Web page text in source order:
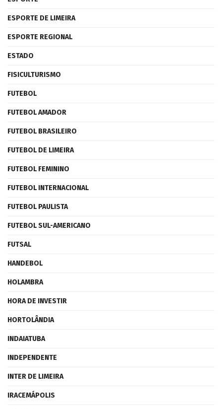
ESPORTE DE LIMEIRA
ESPORTE REGIONAL
ESTADO
FISICULTURISMO
FUTEBOL
FUTEBOL AMADOR
FUTEBOL BRASILEIRO
FUTEBOL DE LIMEIRA
FUTEBOL FEMININO
FUTEBOL INTERNACIONAL
FUTEBOL PAULISTA
FUTEBOL SUL-AMERICANO
FUTSAL
HANDEBOL
HOLAMBRA
HORA DE INVESTIR
HORTOLÂNDIA
INDAIATUBA
INDEPENDENTE
INTER DE LIMEIRA
IRACEMÁPOLIS